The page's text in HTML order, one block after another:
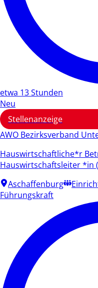
etwa 13 Stunden
Neu
Stellenanzeige
AWO Bezirksverband
Hauswirtschaftliche*r
Hauswirtschaftsleiter *in
Aschaffenburg
Führungskraft